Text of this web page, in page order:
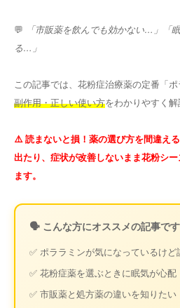
💬
「市販薬を飲んでも効かない…」「
る…」
この記事では、花粉症治療薬の定番「ポ
副作用・正しい使い方をわかりやすく解
⚠️ 読まないと損！薬の選び方を間違え
出たり、症状が改善しないまま花粉シ
ます。
🗣️ こんな方にオススメの記事です
✅ ポララミンが気になっているけど
✅ 花粉症薬を選ぶときに眠気が心配
✅ 市販薬と処方薬の違いを知りたい